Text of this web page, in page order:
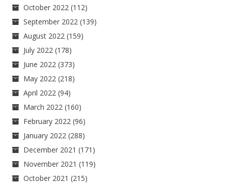
October 2022 (112)
September 2022 (139)
August 2022 (159)
July 2022 (178)
June 2022 (373)
May 2022 (218)
April 2022 (94)
March 2022 (160)
February 2022 (96)
January 2022 (288)
December 2021 (171)
November 2021 (119)
October 2021 (215)